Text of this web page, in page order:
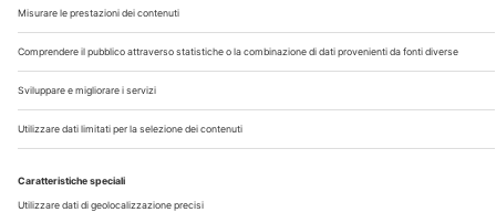
Chi Siamo
Contatti
Note Legali
Privacy